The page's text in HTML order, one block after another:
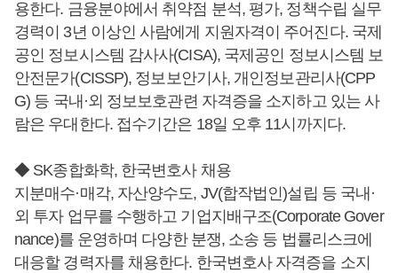
용한다. 금융분야에서 취약점 분석, 평가, 정책수립 실무
경력이 3년 이상인 사람에게 지원자격이 주어진다. 국제
공인 정보시스템 감사사(CISA), 국제공인 정보시스템 보
안전문가(CISSP), 정보보안기사, 개인정보관리사(CPP
G) 등 국내·외 정보보호관련 자격증을 소지하고 있는 사
람은 우대한다. 접수기간은 18일 오후 11시까지다.
◆ SK종합화학, 한국변호사 채용
지분매수·매각, 자산양수도, JV(합작법인)설립 등 국내·
외 투자 업무를 수행하고 기업지배구조(Corporate Gover
nance)를 운영하며 다양한 분쟁, 소송 등 법률리스크에
대응할 경력자를 채용한다. 한국변호사 자격증을 소지